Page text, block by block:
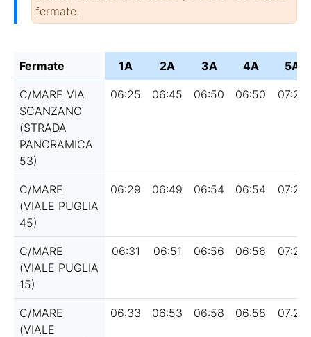
fermate.
Fermate 1A 2A 3A 4A 5A
C/MARE VIA
SCANZANO
(STRADA
PANORAMICA
53)
06:25 06:45 06:50 06:50 07:20
C/MARE
(VIALE PUGLIA
45)
06:29 06:49 06:54 06:54 07:24
C/MARE
(VIALE PUGLIA
15)
06:31 06:51 06:56 06:56 07:26
C/MARE
(VIALE
06:33 06:53 06:58 06:58 07:28